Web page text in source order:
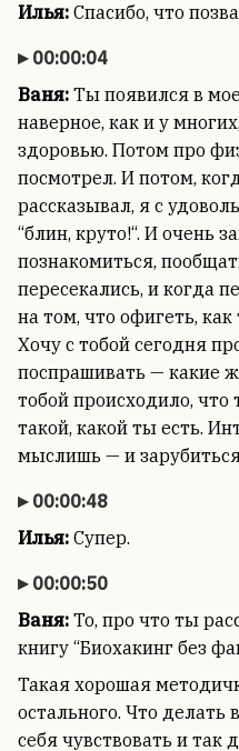
Илья: Спасибо, что
00:00:04
Ваня: Ты появился в
наверное, как и у
здоровью. Потом про
посмотрел. И потом,
рассказывал, я с
“блин, круто!“. И очень
познакомиться,
пересекались, и когда
на том, что офигеть,
Хочу с тобой сегодня
поспрашивать — какие
тобой происходило, что
такой, какой ты есть.
мыслишь — и
00:00:48
Илья: Супер.
00:00:50
Ваня: То, про что ты
книгу “Биохакинг без
Такая хорошая
остального. Что
себя чувствовать и так